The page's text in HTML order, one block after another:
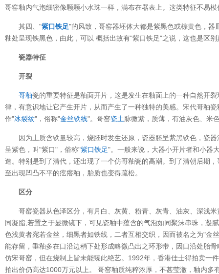
哥窑釉内气泡细密像颗颗小水珠一样，满布在器表上。这类特征不易模
其四、"紫口铁足"的风致，哥窑器坯体大都是紫黑色或棕黄色，
釉处呈现铁黑色，由此，可以 概括出故有"紫口铁足"之说，这也是区
瓷器特征
开裂
哥釉瓷的重要特征是釉面开片，这是发生在釉面上的一种自然开
律，有意识地让它产生开片，从而产生了一种独特的美感。宋代哥釉
作"冰裂纹"，俗称"金丝铁线"。哥窑瓷土脉微紫，质薄，有油灰色、米
因为土质含铁量较高，烧胚时发生还原，瓷器胚呈紫黑铁色，瓷
呈紫色，叫"紫口"，俗称"紫口铁足"。一般来说，大器小开片者和小器
造。特别是到了清代，还出现了一个仿哥釉瓷的高潮。到了清朝后期
至出现凹凸不平的疙瘩釉，胎质也变得疏松。
区分
哥窑瓷器从色泽区分，有月白、灰黄、粉青、灰青、油灰、深浅
同凝脂;若置之于显微镜下，可见瓷釉中蕴含的气泡如同聚沫串珠，凝
色浅黄者宛若金丝，细黑者如铁线，二者互相交织，因而被名之为"金
能存留，垂釉多在口沿边稍下处形成略微凸出之环形带，因口沿处胎
仿宋哥窑，但在烧制上皆未能臻此绝艺。1992年，香港佳士得拍卖一
拍出价仍高达1000万元以上。 哥窑釉质纯粹浓厚，不甚莹澈，釉内多